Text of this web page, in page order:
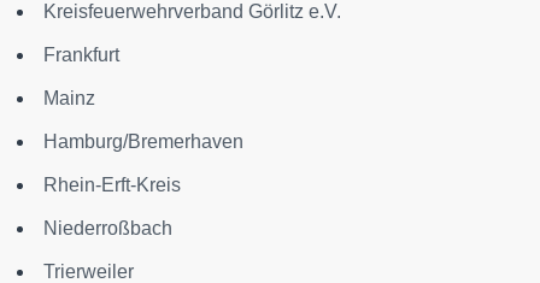
Kreisfeuerwehrverband Görlitz e.V.
Frankfurt
Mainz
Hamburg/Bremerhaven
Rhein-Erft-Kreis
Niederroßbach
Trierweiler